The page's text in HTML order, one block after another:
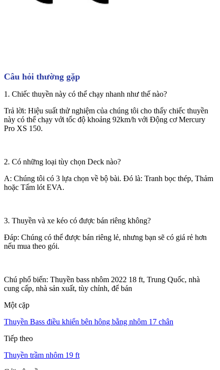
Câu hỏi thường gặp
1. Chiếc thuyền này có thể chạy nhanh như thế nào?
Trả lời: Hiệu suất thử nghiệm của chúng tôi cho thấy chiếc thuyền
này có thể chạy với tốc độ khoảng 92km/h với Động cơ Mercury
Pro XS 150.
2. Có những loại tùy chọn Deck nào?
A: Chúng tôi có 3 lựa chọn về bộ bài. Đó là: Tranh bọc thép, Thảm
hoặc Tấm lót EVA.
3. Thuyền và xe kéo có được bán riêng không?
Đáp: Chúng có thể được bán riêng lẻ, nhưng bạn sẽ có giá rẻ hơn
nếu mua theo gói.
Chú phổ biến: Thuyền bass nhôm 2022 18 ft, Trung Quốc, nhà
cung cấp, nhà sản xuất, tùy chỉnh, để bán
Một cặp
Thuyền Bass điều khiển bên hông bằng nhôm 17 chân
Tiếp theo
Thuyền trầm nhôm 19 ft